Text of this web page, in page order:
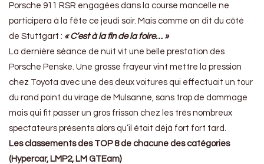
Porsche 911 RSR engagées dans la course mancelle ne
participera à la fête ce jeudi soir. Mais comme on dit du côté
de Stuttgart : « C’est à la fin de la foire… »
La dernière séance de nuit vit une belle prestation des
Porsche Penske. Une grosse frayeur vint mettre la pression
chez Toyota avec une des deux voitures qui effectuait un tour
du rond point du virage de Mulsanne, sans trop de dommage
mais qui fit passer un gros frisson chez les très nombreux
spectateurs présents alors qu’il était déjà fort fort tard.
Les classements des TOP 8 de chacune des catégories
(Hypercar, LMP2, LM GTEam)